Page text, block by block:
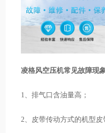
凌格风空压机常见故障现
1、排气口含油量高；
2、皮带传动方式的机型皮